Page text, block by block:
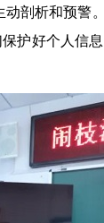
剖析和预警
护好个人信